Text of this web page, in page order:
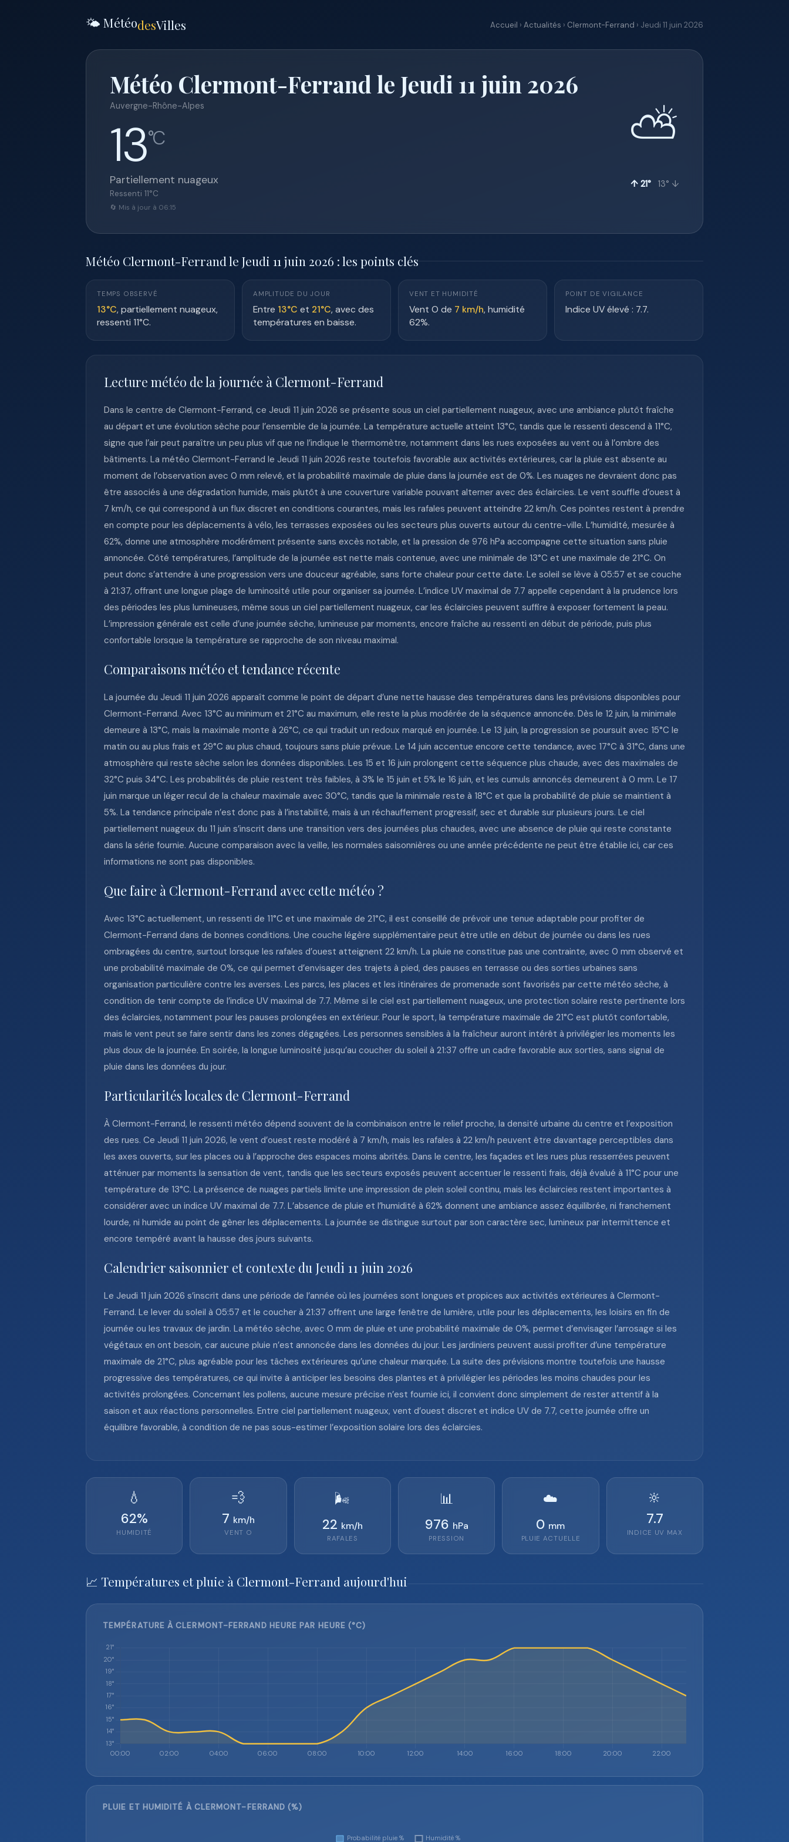
🌤️ MétéodesVilles Accueil › Actualités › Clermont-Ferrand › Jeudi 11 juin 2026
Météo Clermont-Ferrand le Jeudi 11 juin 2026
Auvergne-Rhône-Alpes
13°C
Partiellement nuageux
Ressenti 11°C
🔄 Mis à jour à 06:15
⛅
↑ 21° 13° ↓
Météo Clermont-Ferrand le Jeudi 11 juin 2026 : les points clés
TEMPS OBSERVÉ
13°C, partiellement nuageux,
ressenti 11°C.
AMPLITUDE DU JOUR
Entre 13°C et 21°C, avec des
températures en baisse.
VENT ET HUMIDITÉ
Vent O de 7 km/h, humidité
62%.
POINT DE VIGILANCE
Indice UV élevé : 7.7.
Lecture météo de la journée à Clermont-Ferrand
Dans le centre de Clermont-Ferrand, ce Jeudi 11 juin 2026 se présente sous un ciel partiellement nuageux, avec une ambiance plutôt fraîche
au départ et une évolution sèche pour l’ensemble de la journée. La température actuelle atteint 13°C, tandis que le ressenti descend à 11°C,
signe que l’air peut paraître un peu plus vif que ne l’indique le thermomètre, notamment dans les rues exposées au vent ou à l’ombre des
bâtiments. La météo Clermont-Ferrand le Jeudi 11 juin 2026 reste toutefois favorable aux activités extérieures, car la pluie est absente au
moment de l’observation avec 0 mm relevé, et la probabilité maximale de pluie dans la journée est de 0%. Les nuages ne devraient donc pas
être associés à une dégradation humide, mais plutôt à une couverture variable pouvant alterner avec des éclaircies. Le vent souffle d’ouest à
7 km/h, ce qui correspond à un flux discret en conditions courantes, mais les rafales peuvent atteindre 22 km/h. Ces pointes restent à prendre
en compte pour les déplacements à vélo, les terrasses exposées ou les secteurs plus ouverts autour du centre-ville. L’humidité, mesurée à
62%, donne une atmosphère modérément présente sans excès notable, et la pression de 976 hPa accompagne cette situation sans pluie
annoncée. Côté températures, l’amplitude de la journée est nette mais contenue, avec une minimale de 13°C et une maximale de 21°C. On
peut donc s’attendre à une progression vers une douceur agréable, sans forte chaleur pour cette date. Le soleil se lève à 05:57 et se couche
à 21:37, offrant une longue plage de luminosité utile pour organiser sa journée. L’indice UV maximal de 7.7 appelle cependant à la prudence lors
des périodes les plus lumineuses, même sous un ciel partiellement nuageux, car les éclaircies peuvent suffire à exposer fortement la peau.
L’impression générale est celle d’une journée sèche, lumineuse par moments, encore fraîche au ressenti en début de période, puis plus
confortable lorsque la température se rapproche de son niveau maximal.
Comparaisons météo et tendance récente
La journée du Jeudi 11 juin 2026 apparaît comme le point de départ d’une nette hausse des températures dans les prévisions disponibles pour
Clermont-Ferrand. Avec 13°C au minimum et 21°C au maximum, elle reste la plus modérée de la séquence annoncée. Dès le 12 juin, la minimale
demeure à 13°C, mais la maximale monte à 26°C, ce qui traduit un redoux marqué en journée. Le 13 juin, la progression se poursuit avec 15°C le
matin ou au plus frais et 29°C au plus chaud, toujours sans pluie prévue. Le 14 juin accentue encore cette tendance, avec 17°C à 31°C, dans une
atmosphère qui reste sèche selon les données disponibles. Les 15 et 16 juin prolongent cette séquence plus chaude, avec des maximales de
32°C puis 34°C. Les probabilités de pluie restent très faibles, à 3% le 15 juin et 5% le 16 juin, et les cumuls annoncés demeurent à 0 mm. Le 17
juin marque un léger recul de la chaleur maximale avec 30°C, tandis que la minimale reste à 18°C et que la probabilité de pluie se maintient à
5%. La tendance principale n’est donc pas à l’instabilité, mais à un réchauffement progressif, sec et durable sur plusieurs jours. Le ciel
partiellement nuageux du 11 juin s’inscrit dans une transition vers des journées plus chaudes, avec une absence de pluie qui reste constante
dans la série fournie. Aucune comparaison avec la veille, les normales saisonnières ou une année précédente ne peut être établie ici, car ces
informations ne sont pas disponibles.
Que faire à Clermont-Ferrand avec cette météo ?
Avec 13°C actuellement, un ressenti de 11°C et une maximale de 21°C, il est conseillé de prévoir une tenue adaptable pour profiter de
Clermont-Ferrand dans de bonnes conditions. Une couche légère supplémentaire peut être utile en début de journée ou dans les rues
ombragées du centre, surtout lorsque les rafales d’ouest atteignent 22 km/h. La pluie ne constitue pas une contrainte, avec 0 mm observé et
une probabilité maximale de 0%, ce qui permet d’envisager des trajets à pied, des pauses en terrasse ou des sorties urbaines sans
organisation particulière contre les averses. Les parcs, les places et les itinéraires de promenade sont favorisés par cette météo sèche, à
condition de tenir compte de l’indice UV maximal de 7.7. Même si le ciel est partiellement nuageux, une protection solaire reste pertinente lors
des éclaircies, notamment pour les pauses prolongées en extérieur. Pour le sport, la température maximale de 21°C est plutôt confortable,
mais le vent peut se faire sentir dans les zones dégagées. Les personnes sensibles à la fraîcheur auront intérêt à privilégier les moments les
plus doux de la journée. En soirée, la longue luminosité jusqu’au coucher du soleil à 21:37 offre un cadre favorable aux sorties, sans signal de
pluie dans les données du jour.
Particularités locales de Clermont-Ferrand
À Clermont-Ferrand, le ressenti météo dépend souvent de la combinaison entre le relief proche, la densité urbaine du centre et l’exposition
des rues. Ce Jeudi 11 juin 2026, le vent d’ouest reste modéré à 7 km/h, mais les rafales à 22 km/h peuvent être davantage perceptibles dans
les axes ouverts, sur les places ou à l’approche des espaces moins abrités. Dans le centre, les façades et les rues plus resserrées peuvent
atténuer par moments la sensation de vent, tandis que les secteurs exposés peuvent accentuer le ressenti frais, déjà évalué à 11°C pour une
température de 13°C. La présence de nuages partiels limite une impression de plein soleil continu, mais les éclaircies restent importantes à
considérer avec un indice UV maximal de 7.7. L’absence de pluie et l’humidité à 62% donnent une ambiance assez équilibrée, ni franchement
lourde, ni humide au point de gêner les déplacements. La journée se distingue surtout par son caractère sec, lumineux par intermittence et
encore tempéré avant la hausse des jours suivants.
Calendrier saisonnier et contexte du Jeudi 11 juin 2026
Le Jeudi 11 juin 2026 s’inscrit dans une période de l’année où les journées sont longues et propices aux activités extérieures à Clermont-
Ferrand. Le lever du soleil à 05:57 et le coucher à 21:37 offrent une large fenêtre de lumière, utile pour les déplacements, les loisirs en fin de
journée ou les travaux de jardin. La météo sèche, avec 0 mm de pluie et une probabilité maximale de 0%, permet d’envisager l’arrosage si les
végétaux en ont besoin, car aucune pluie n’est annoncée dans les données du jour. Les jardiniers peuvent aussi profiter d’une température
maximale de 21°C, plus agréable pour les tâches extérieures qu’une chaleur marquée. La suite des prévisions montre toutefois une hausse
progressive des températures, ce qui invite à anticiper les besoins des plantes et à privilégier les périodes les moins chaudes pour les
activités prolongées. Concernant les pollens, aucune mesure précise n’est fournie ici, il convient donc simplement de rester attentif à la
saison et aux réactions personnelles. Entre ciel partiellement nuageux, vent d’ouest discret et indice UV de 7.7, cette journée offre un
équilibre favorable, à condition de ne pas sous-estimer l’exposition solaire lors des éclaircies.
💧
62%
HUMIDITÉ
💨
7 km/h
VENT O
🌬️
22 km/h
RAFALES
📊
976 hPa
PRESSION
☁️
0 mm
PLUIE ACTUELLE
🔆
7.7
INDICE UV MAX
📈 Températures et pluie à Clermont-Ferrand aujourd'hui
TEMPÉRATURE À CLERMONT-FERRAND HEURE PAR HEURE (°C)
PLUIE ET HUMIDITÉ À CLERMONT-FERRAND (%)